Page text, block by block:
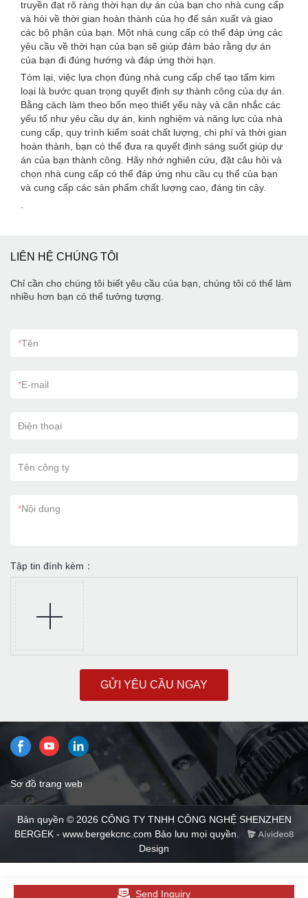
truyền đạt rõ ràng thời hạn dự án của bạn cho nhà cung cấp
và hỏi về thời gian hoàn thành của họ để sản xuất và giao
các bộ phận của bạn. Một nhà cung cấp có thể đáp ứng các
yêu cầu về thời hạn của bạn sẽ giúp đảm bảo rằng dự án
của bạn đi đúng hướng và đáp ứng thời hạn.
Tóm lại, việc lựa chọn đúng nhà cung cấp chế tạo tấm kim
loại là bước quan trọng quyết định sự thành công của dự án.
Bằng cách làm theo bốn mẹo thiết yếu này và cân nhắc các
yếu tố như yêu cầu dự án, kinh nghiệm và năng lực của nhà
cung cấp, quy trình kiểm soát chất lượng, chi phí và thời gian
hoàn thành, bạn có thể đưa ra quyết định sáng suốt giúp dự
án của bạn thành công. Hãy nhớ nghiên cứu, đặt câu hỏi và
chọn nhà cung cấp có thể đáp ứng nhu cầu cụ thể của bạn
và cung cấp các sản phẩm chất lượng cao, đáng tin cậy.
LIÊN HỆ CHÚNG TÔI
Chỉ cần cho chúng tôi biết yêu cầu của bạn, chúng tôi có thể làm
nhiều hơn bạn có thể tưởng tượng.
*Tên
*E-mail
Điện thoại
Tên công ty
*Nội dung
Tập tin đính kèm：
GỬI YÊU CẦU NGAY
Sơ đồ trang web
Bản quyền © 2026 CÔNG TY TNHH CÔNG NGHỆ SHENZHEN
BERGEK - www.bergekcnc.com Bảo lưu mọi quyền.
Design
Send Inquiry